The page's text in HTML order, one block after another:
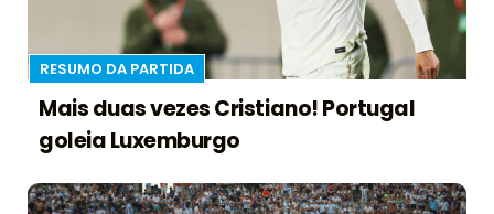
RESUMO DA PARTIDA
Mais duas vezes Cristiano! Portugal
goleia Luxemburgo